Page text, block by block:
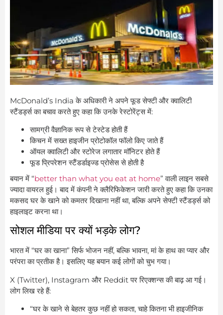
McDonald’s India के अधिकारी ने अपने फूड सेफ्टी और क्वालिटी
स्टैंडर्ड्स का बचाव करते हुए कहा कि उनके रेस्टोरेंट्स में:
सामग्री वैज्ञानिक रूप से टेस्टेड होती हैं
किचन में सख्त हाइजीन प्रोटोकॉल फॉलो किए जाते हैं
ऑयल क्वालिटी और स्टोरेज लगातार मॉनिटर होते हैं
फूड प्रिपरेशन स्टैंडर्डाइज्ड प्रोसेस से होती है
बयान में “better than what you eat at home” वाली लाइन सबसे
ज्यादा वायरल हुई। बाद में कंपनी ने क्लैरिफिकेशन जारी करते हुए कहा कि उनका
मकसद घर के खाने को कमतर दिखाना नहीं था, बल्कि अपने सेफ्टी स्टैंडर्ड्स को
हाइलाइट करना था।
सोशल मीडिया पर क्यों भड़के लोग?
भारत में “घर का खाना” सिर्फ भोजन नहीं, बल्कि भावना, मां के हाथ का प्यार और
परंपरा का प्रतीक है। इसलिए यह बयान कई लोगों को चुभ गया।
X (Twitter), Instagram और Reddit पर रिएक्शन्स की बाढ़ आ गई।
लोग लिख रहे हैं:
“घर के खाने से बेहतर कुछ नहीं हो सकता, चाहे कितना भी हाइजीनिक